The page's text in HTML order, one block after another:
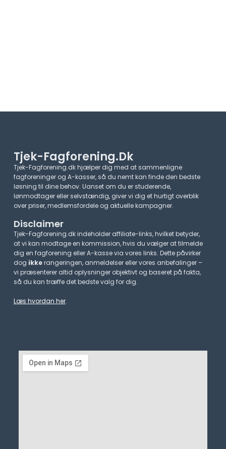
Tjek-Fagforening.dk
Tjek-Fagforening.dk hjælper dig med at sammenligne
fagforeninger og A-kasser, så du nemt kan finde den bedste
løsning til dine behov. Uanset om du er studerende,
lønmodtager eller selvstændig, giver vi dig et hurtigt overblik
over priser, medlemsfordele og aktuelle kampagner.​
Disclaimer
Tjek-Fagforening.dk indeholder affiliate-links, hvilket betyder,
at vi kan modtage en kommission, hvis du vælger at tilmelde
dig en fagforening eller A-kasse via vores links. Dette påvirker
dog ikkerangeringen, anmeldelser eller vores anbefalinger –
vi præsenterer altid oplysninger objektivt og baseret på fakta,
så du kan træffe det bedste valg for dig.
Læs hvordan her.